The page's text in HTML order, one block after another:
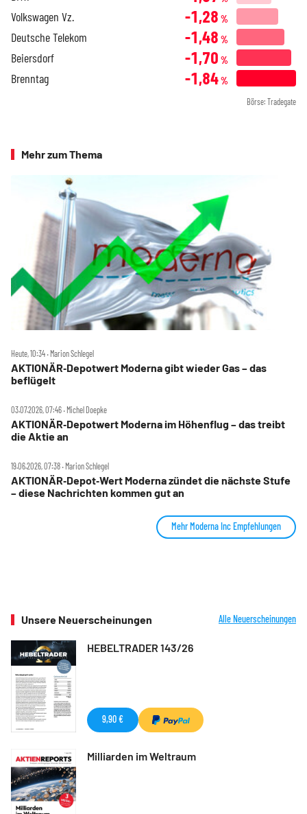
Volkswagen Vz. -1,28 %
Deutsche Telekom -1,48 %
Beiersdorf -1,70 %
Brenntag -1,84%
Börse: Tradegate
Mehr zum Thema
Heute, 10:34 ‧ Marion Schlegel
AKTIONÄR‑Depotwert Moderna gibt wieder Gas – das
beflügelt
03.07.2026, 07:46 ‧ Michel Doepke
AKTIONÄR‑Depotwert Moderna im Höhenflug – das treibt
die Aktie an
19.06.2026, 07:38 ‧ Marion Schlegel
AKTIONÄR‑Depot‑Wert Moderna zündet die nächste Stufe
– diese Nachrichten kommen gut an
Mehr Moderna Inc Empfehlungen
Unsere Neuerscheinungen Alle Neuerscheinungen
HEBELTRADER 143/26
9,90 €
Milliarden im Weltraum